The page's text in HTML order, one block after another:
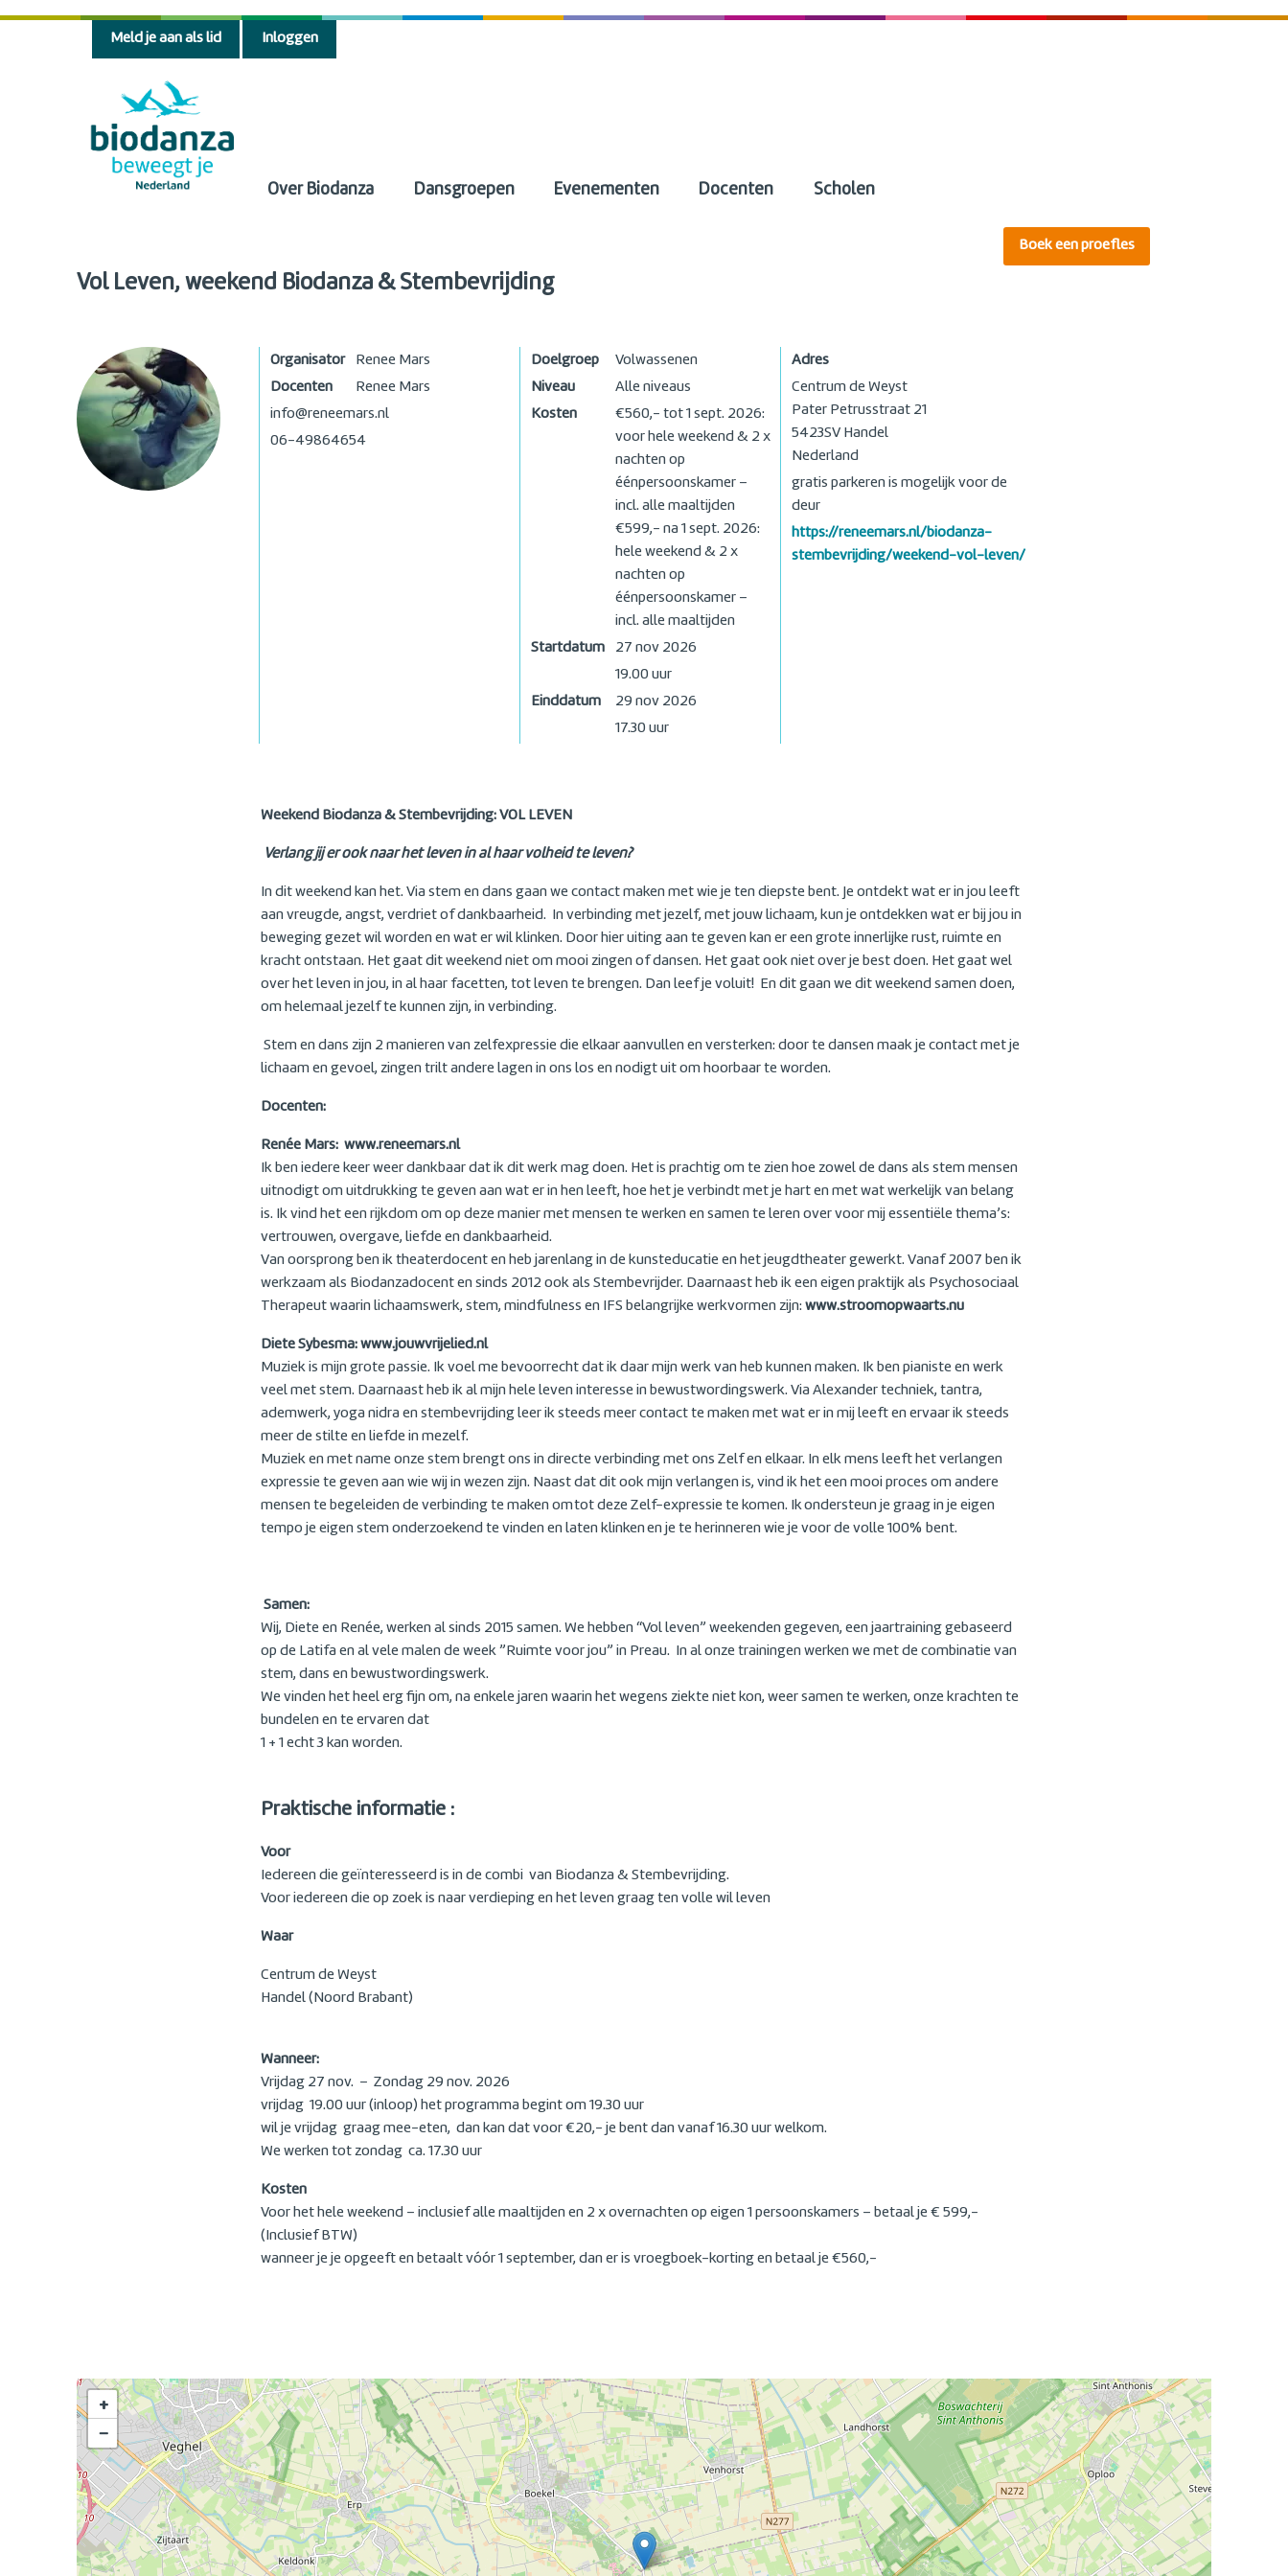
Meld je aan als lid Inloggen
Over Biodanza Dansgroepen Evenementen Docenten Scholen
Boek een proefles
Vol Leven, weekend Biodanza & Stembevrijding
Organisator
Renee Mars
Docenten
Renee Mars
info@reneemars.nl
06-49864654
Doelgroep
Volwassenen
Niveau
Alle niveaus
Kosten
€560,- tot 1 sept. 2026:
voor hele weekend & 2 x
nachten op
éénpersoonskamer –
incl. alle maaltijden
€599,- na 1 sept. 2026:
hele weekend & 2 x
nachten op
éénpersoonskamer –
incl. alle maaltijden
Startdatum
27 nov 2026
19.00 uur
Einddatum
29 nov 2026
17.30 uur
Adres
Centrum de Weyst
Pater Petrusstraat 21
5423SV Handel
Nederland
gratis parkeren is mogelijk voor de
deur
https://reneemars.nl/biodanza-
stembevrijding/weekend-vol-leven/
Weekend Biodanza & Stembevrijding: VOL LEVEN
Verlang jij er ook naar het leven in al haar volheid te leven?
In dit weekend kan het. Via stem en dans gaan we contact maken met wie je ten diepste bent. Je ontdekt wat er in jou leeft
aan vreugde, angst, verdriet of dankbaarheid. In verbinding met jezelf, met jouw lichaam, kun je ontdekken wat er bij jou in
beweging gezet wil worden en wat er wil klinken. Door hier uiting aan te geven kan er een grote innerlijke rust, ruimte en
kracht ontstaan. Het gaat dit weekend niet om mooi zingen of dansen. Het gaat ook niet over je best doen. Het gaat wel
over het leven in jou, in al haar facetten, tot leven te brengen. Dan leef je voluit! En dit gaan we dit weekend samen doen,
om helemaal jezelf te kunnen zijn, in verbinding.
Stem en dans zijn 2 manieren van zelfexpressie die elkaar aanvullen en versterken: door te dansen maak je contact met je
lichaam en gevoel, zingen trilt andere lagen in ons los en nodigt uit om hoorbaar te worden.
Docenten:
Renée Mars: www.reneemars.nl
Ik ben iedere keer weer dankbaar dat ik dit werk mag doen. Het is prachtig om te zien hoe zowel de dans als stem mensen
uitnodigt om uitdrukking te geven aan wat er in hen leeft, hoe het je verbindt met je hart en met wat werkelijk van belang
is. Ik vind het een rijkdom om op deze manier met mensen te werken en samen te leren over voor mij essentiële thema’s:
vertrouwen, overgave, liefde en dankbaarheid.
Van oorsprong ben ik theaterdocent en heb jarenlang in de kunsteducatie en het jeugdtheater gewerkt. Vanaf 2007 ben ik
werkzaam als Biodanzadocent en sinds 2012 ook als Stembevrijder. Daarnaast heb ik een eigen praktijk als Psychosociaal
Therapeut waarin lichaamswerk, stem, mindfulness en IFS belangrijke werkvormen zijn: www.stroomopwaarts.nu
Diete Sybesma: www.jouwvrijelied.nl
Muziek is mijn grote passie. Ik voel me bevoorrecht dat ik daar mijn werk van heb kunnen maken. Ik ben pianiste en werk
veel met stem. Daarnaast heb ik al mijn hele leven interesse in bewustwordingswerk. Via Alexander techniek, tantra,
ademwerk, yoga nidra en stembevrijding leer ik steeds meer contact te maken met wat er in mij leeft en ervaar ik steeds
meer de stilte en liefde in mezelf.
Muziek en met name onze stem brengt ons in directe verbinding met ons Zelf en elkaar. In elk mens leeft het verlangen
expressie te geven aan wie wij in wezen zijn. Naast dat dit ook mijn verlangen is, vind ik het een mooi proces om andere
mensen te begeleiden de verbinding te maken om tot deze Zelf-expressie te komen. Ik ondersteun je graag in je eigen
tempo je eigen stem onderzoekend te vinden en laten klinken en je te herinneren wie je voor de volle 100% bent.
Samen:
Wij, Diete en Renée, werken al sinds 2015 samen. We hebben “Vol leven” weekenden gegeven, een jaartraining gebaseerd
op de Latifa en al vele malen de week ”Ruimte voor jou” in Preau. In al onze trainingen werken we met de combinatie van
stem, dans en bewustwordingswerk.
We vinden het heel erg fijn om, na enkele jaren waarin het wegens ziekte niet kon, weer samen te werken, onze krachten te
bundelen en te ervaren dat
1 + 1 echt 3 kan worden.
Praktische informatie :
Voor
Iedereen die geïnteresseerd is in de combi van Biodanza & Stembevrijding.
Voor iedereen die op zoek is naar verdieping en het leven graag ten volle wil leven
Waar
Centrum de Weyst
Handel (Noord Brabant)
Wanneer:
Vrijdag 27 nov. – Zondag 29 nov. 2026
vrijdag 19.00 uur (inloop) het programma begint om 19.30 uur
wil je vrijdag graag mee-eten, dan kan dat voor €20,- je bent dan vanaf 16.30 uur welkom.
We werken tot zondag ca. 17.30 uur
Kosten
Voor het hele weekend – inclusief alle maaltijden en 2 x overnachten op eigen 1 persoonskamers – betaal je € 599,-
(Inclusief BTW)
wanneer je je opgeeft en betaalt vóór 1 september, dan er is vroegboek-korting en betaal je €560,-
+
−